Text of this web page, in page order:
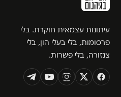
עיתונות עצמאית חוקרת. בלי
פרסומות, בלי בעלי הון, בלי
צנזורה, בלי פשרות.